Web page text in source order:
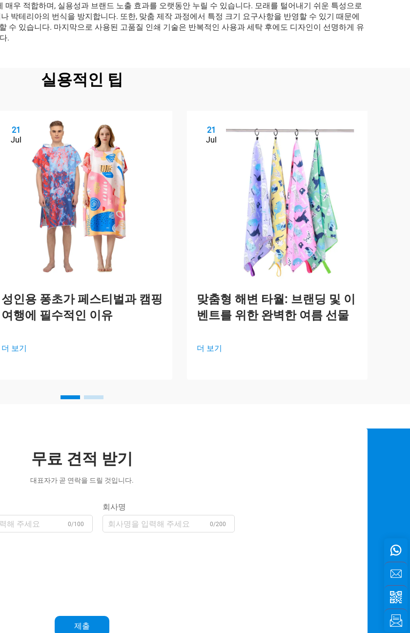
우 적합하며, 실용성과 브랜드 노출 효과를 오랫동안 누릴 수 있습니다. 모래를 털어내기 쉬운 특성으로
박테리아의 번식을 방지합니다. 또한, 맞춤 제작 과정에서 특정 크기 요구사항을 반영할 수 있기 때문에
수 있습니다. 마지막으로 사용된 고품질 인쇄 기술은 반복적인 사용과 세탁 후에도 디자인이 선명하게 유
.
실용적인 팁
21
Jul
성인용 퐁초가 페스티벌과 캠핑
여행에 필수적인 이유
더 보기
21
Jul
맞춤형 해변 타월: 브랜딩 및 이
벤트를 위한 완벽한 여름 선물
더 보기
무료 견적 받기
대표자가 곧 연락을 드릴 것입니다.
0/100
회사명
0/200
제출